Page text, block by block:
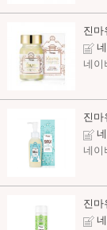
진마
네이
진마
네이
진마